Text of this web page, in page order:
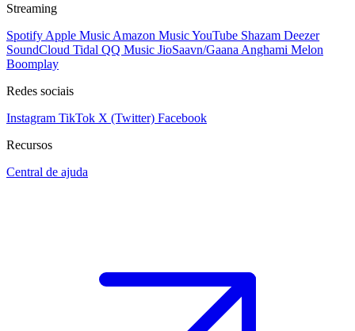
Streaming
Spotify Apple Music Amazon MusicYouTube Shazam Deezer
SoundCloud Tidal QQ Music JioSaavn/Gaana Anghami Melon
Boomplay
Redes sociais
Instagram TikTok X (Twitter) Facebook
Recursos
Central de ajuda